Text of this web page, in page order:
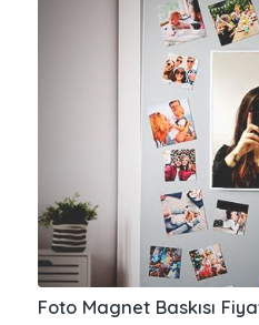
Foto Magnet Baskısı